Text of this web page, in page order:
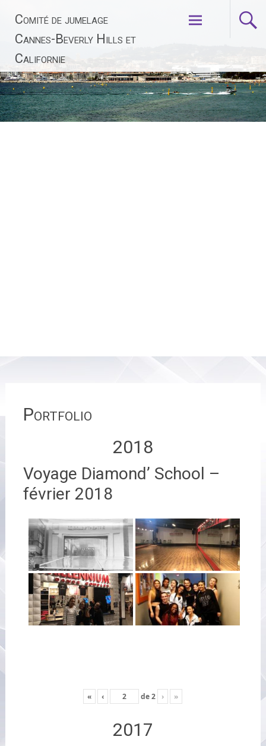
contenu
Comité de jumelage
Cannes-Beverly Hills et
Californie
Portfolio
2018
Voyage Diamond’ School –
février 2018
« ‹ de2 › »
2017